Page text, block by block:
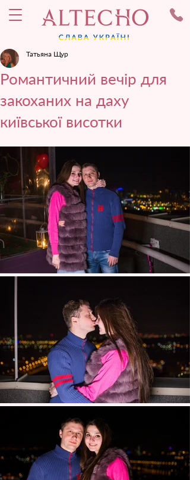
Романтичний вечір для
закоханих на даху
київської висотки
Татьяна Щур